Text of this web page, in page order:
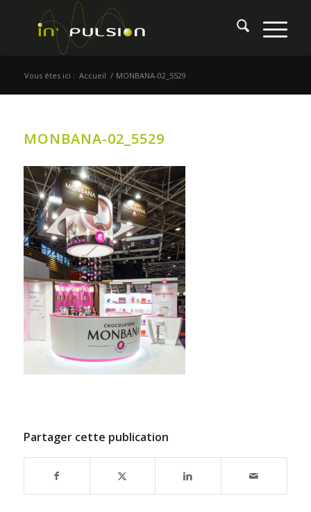
Vous êtes ici : Accueil / MONBANA-02_5529
MONBANA-02_5529
Partager cette publication